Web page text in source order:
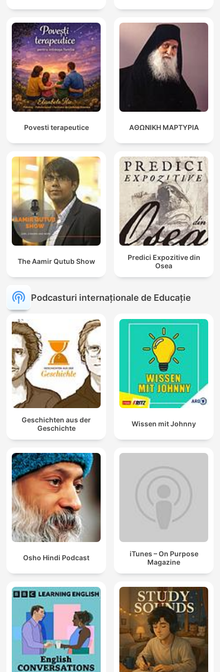
Povesti terapeutice ΑΘΩΝΙΚΗ ΜΑΡΤΥΡΙΑ
The Aamir Qutub Show
Predici Expozitive din
Osea
Podcasturi internaționale de Educație
Geschichten aus der
Geschichte
Wissen mit Johnny
Osho Hindi Podcast
iTunes – On Purpose
Magazine